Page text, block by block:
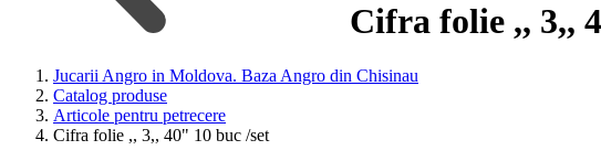
Cifra folie ,, 3,,
Jucarii Angro in Moldova. Baza Angro din Chisinau
Catalog produse
Articole pentru petrecere
Cifra folie ,, 3,, 40" 10 buc /set